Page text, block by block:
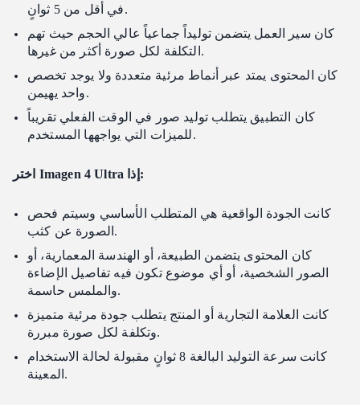
في أقل من 5 ثوانٍ.
كان سير العمل يتضمن توليداً جماعياً عالي الحجم حيث تهم
التكلفة لكل صورة أكثر من غيرها.
كان المحتوى يمتد عبر أنماط مرئية متعددة ولا يوجد تخصص
واحد يهيمن.
كان التطبيق يتطلب توليد صور في الوقت الفعلي تقريباً
للميزات التي يواجهها المستخدم.
اختر Imagen 4 Ultra إذا:
كانت الجودة الواقعية هي المتطلب الأساسي وسيتم فحص
الصورة عن كثب.
كان المحتوى يتضمن الطبيعة، أو الهندسة المعمارية، أو
الصور الشخصية، أو أي موضوع تكون فيه تفاصيل الإضاءة
والملمس حاسمة.
كانت العلامة التجارية أو المنتج يتطلب جودة مرئية متميزة
وتكلفة لكل صورة مبررة.
كانت سرعة التوليد البالغة 8 ثوانٍ مقبولة لحالة الاستخدام
المعينة.